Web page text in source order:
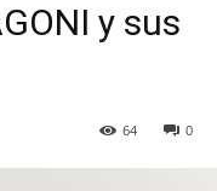
y sus
0
64